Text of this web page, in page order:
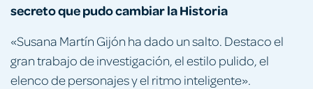
secreto que pudo cambiar la Historia
«Susana Martín Gijón ha dado un salto. Destaco el
gran trabajo de investigación, el estilo pulido, el
elenco de personajes y el ritmo inteligente».